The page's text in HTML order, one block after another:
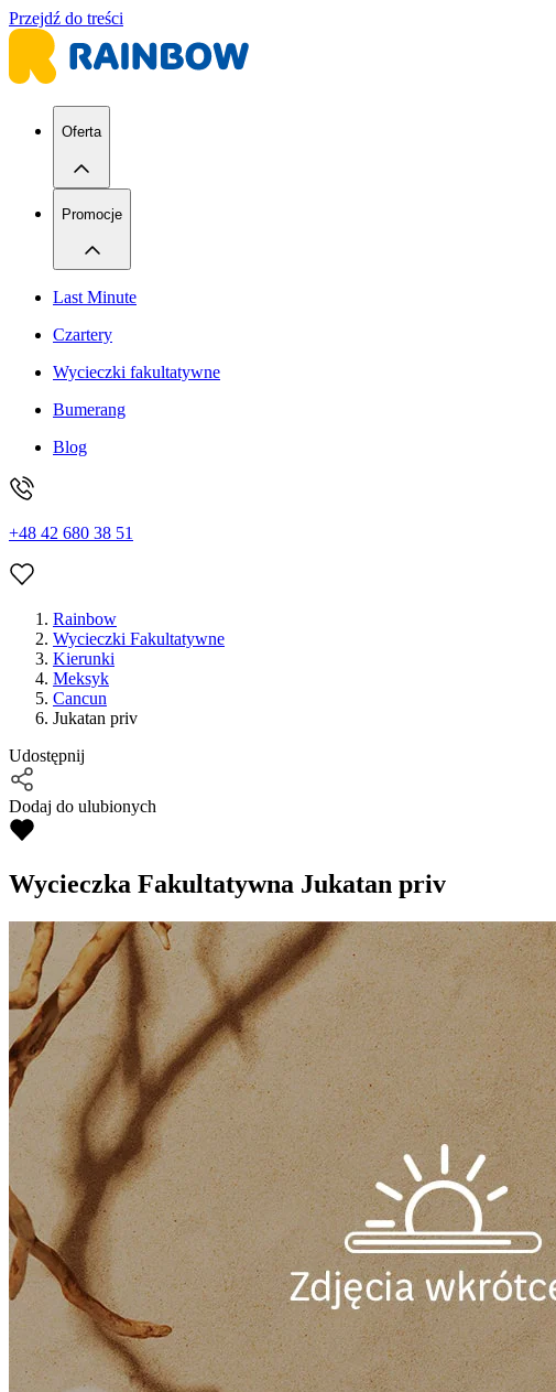
Przejdź do treści
Oferta
Promocje
Last Minute
Czartery
Wycieczki fakultatywne
Bumerang
Blog
+48 42 680 38 51
Rainbow
Wycieczki Fakultatywne
Kierunki
Meksyk
Cancun
Jukatan priv
Udostępnij
Dodaj do ulubionych
Wycieczka Fakultatywna Jukatan priv